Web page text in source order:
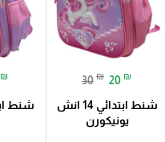
30 ₪ 20 ₪
شنط ابتدائي 14 انش
يونيكورن
₪